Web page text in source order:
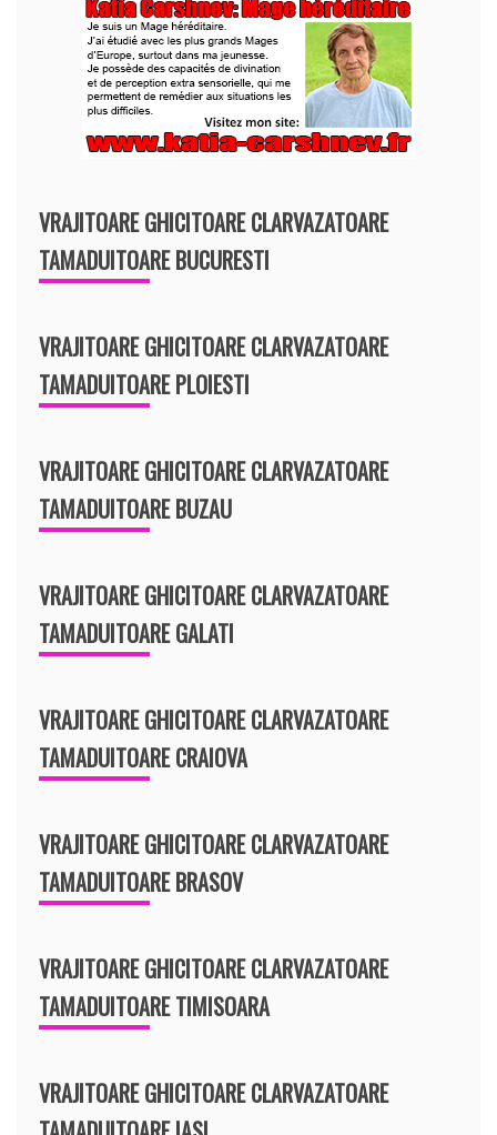
VRAJITOARE GHICITOARE CLARVAZATOARE
TAMADUITOARE BUCURESTI
VRAJITOARE GHICITOARE CLARVAZATOARE
TAMADUITOARE PLOIESTI
VRAJITOARE GHICITOARE CLARVAZATOARE
TAMADUITOARE BUZAU
VRAJITOARE GHICITOARE CLARVAZATOARE
TAMADUITOARE GALATI
VRAJITOARE GHICITOARE CLARVAZATOARE
TAMADUITOARE CRAIOVA
VRAJITOARE GHICITOARE CLARVAZATOARE
TAMADUITOARE BRASOV
VRAJITOARE GHICITOARE CLARVAZATOARE
TAMADUITOARE TIMISOARA
VRAJITOARE GHICITOARE CLARVAZATOARE